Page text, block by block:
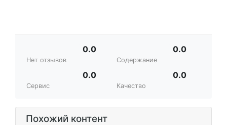
0.0
Нет отзывов
0.0
Содержание
0.0
Сервис
0.0
Качество
Похожий контент